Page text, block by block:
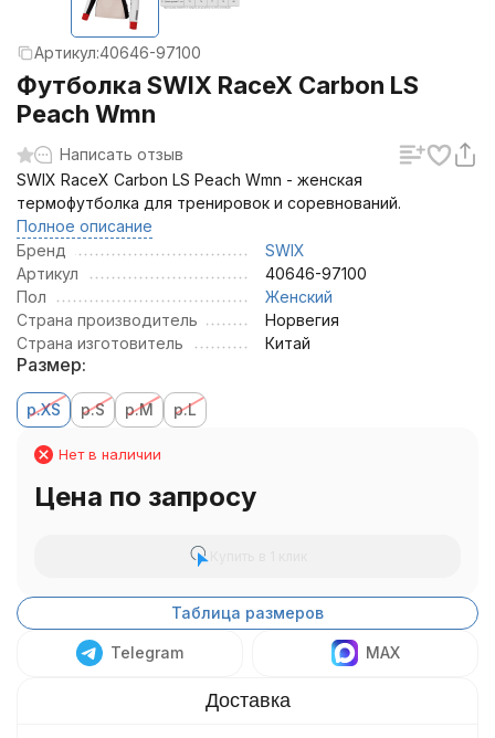
Артикул:40646-97100
Футболка SWIX RaceX Carbon LS
Peach Wmn
Написать отзыв
SWIX RaceX Carbon LS Peach Wmn - женская
термофутболка для тренировок и соревнований.
Полное описание
Бренд
SWIX
Артикул
40646-97100
Пол
Женский
Страна производитель
Норвегия
Страна изготовитель
Китай
Размер:
р.XS р.S р.M р.L
Нет в наличии
Цена по запросу
Таблица размеров
Telegram MAX